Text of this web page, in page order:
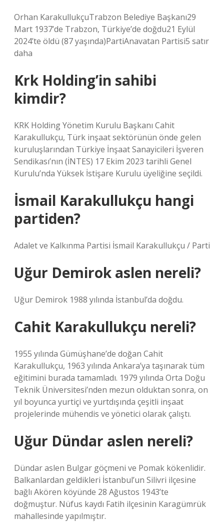
Orhan KarakullukçuTrabzon Belediye Başkanı29
Mart 1937’de Trabzon, Türkiye’de doğdu21 Eylül
2024’te öldü (87 yaşında)PartiAnavatan Partisi5 satır
daha
Krk Holding’in sahibi
kimdir?
KRK Holding Yönetim Kurulu Başkanı Cahit
Karakullukçu, Türk inşaat sektörünün önde gelen
kuruluşlarından Türkiye İnşaat Sanayicileri İşveren
Sendikası’nın (İNTES) 17 Ekim 2023 tarihli Genel
Kurulu’nda Yüksek İstişare Kurulu üyeliğine seçildi.
İsmail Karakullukçu hangi
partiden?
Adalet ve Kalkınma Partisi İsmail Karakullukçu / Parti
Uğur Demirok aslen nereli?
Uğur Demirok 1988 yılında İstanbul’da doğdu.
Cahit Karakullukçu nereli?
1955 yılında Gümüşhane’de doğan Cahit
Karakullukçu, 1963 yılında Ankara’ya taşınarak tüm
eğitimini burada tamamladı. 1979 yılında Orta Doğu
Teknik Üniversitesi’nden mezun olduktan sonra, on
yıl boyunca yurtiçi ve yurtdışında çeşitli inşaat
projelerinde mühendis ve yönetici olarak çalıştı.
Uğur Dündar aslen nereli?
Dündar aslen Bulgar göçmeni ve Pomak kökenlidir.
Balkanlardan geldikleri İstanbul’un Silivri ilçesine
bağlı Akören köyünde 28 Ağustos 1943’te
doğmuştur. Nüfus kaydı Fatih ilçesinin Karagümrük
mahallesinde yapılmıştır.